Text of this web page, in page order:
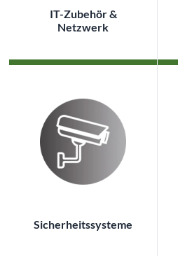
IT-Zubehör &
Netzwerk
Sicherheitssysteme